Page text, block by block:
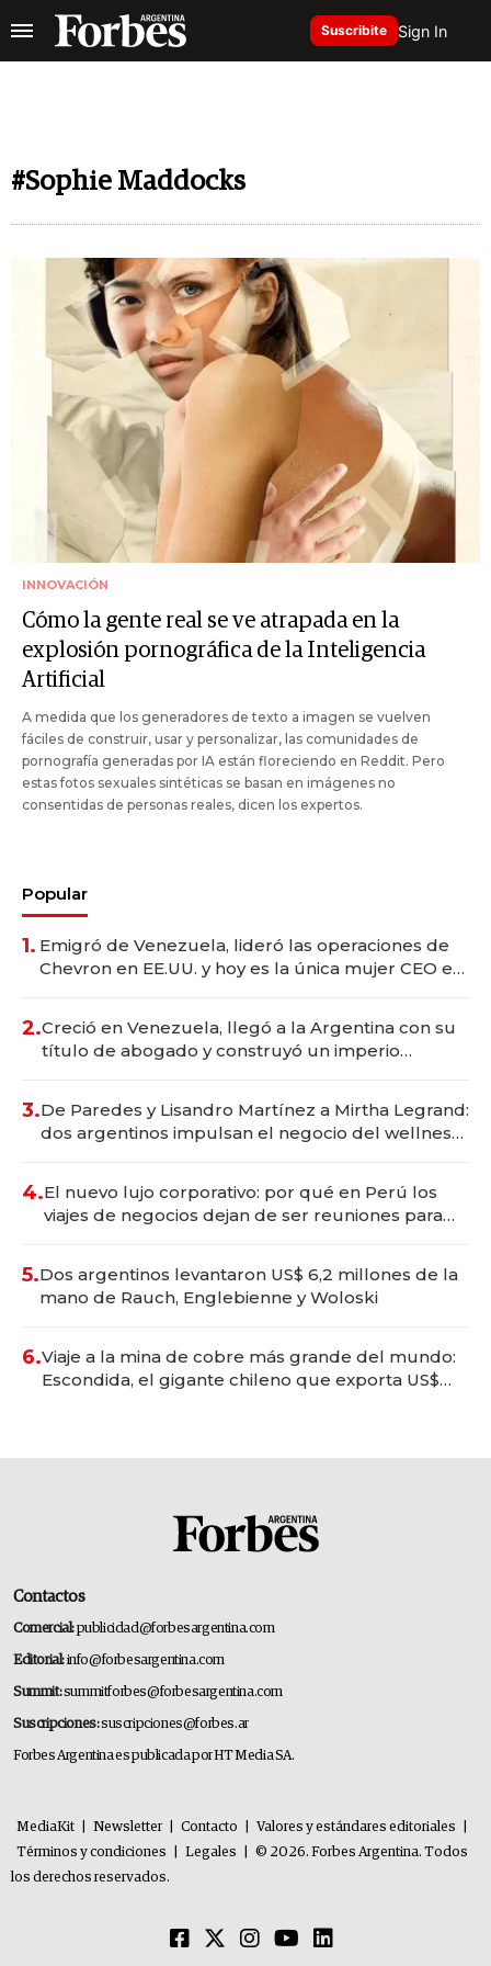
Suscribite Sign In
#Sophie Maddocks
INNOVACIÓN
Cómo la gente real se ve atrapada en la
explosión pornográfica de la Inteligencia
Artificial
A medida que los generadores de texto a imagen se vuelven
fáciles de construir, usar y personalizar, las comunidades de
pornografía generadas por IA están floreciendo en Reddit. Pero
estas fotos sexuales sintéticas se basan en imágenes no
consentidas de personas reales, dicen los expertos.
Popular
1. Emigró de Venezuela, lideró las operaciones de
Chevron en EE.UU. y hoy es la única mujer CEO en
2.Creció en Venezuela, llegó a la Argentina con su
título de abogado y construyó un imperio
3.De Paredes y Lisandro Martínez a Mirtha Legrand:
dos argentinos impulsan el negocio del wellness
4.El nuevo lujo corporativo: por qué en Perú los
viajes de negocios dejan de ser reuniones para
5.Dos argentinos levantaron US$ 6,2 millones de la
mano de Rauch, Englebienne y Woloski
6.Viaje a la mina de cobre más grande del mundo:
Escondida, el gigante chileno que exporta US$
Contactos
Comercial:publicidad@forbesargentina.com
Editorial:info@forbesargentina.com
Summit:summitforbes@forbesargentina.com
Suscripciones:suscripciones@forbes.ar
Forbes Argentina es publicada por HT Media SA.
MediaKit Newsletter Contacto Valores y estándares editoriales
Términos y condiciones
Legales
© 2026. Forbes Argentina. Todos
los derechos reservados.